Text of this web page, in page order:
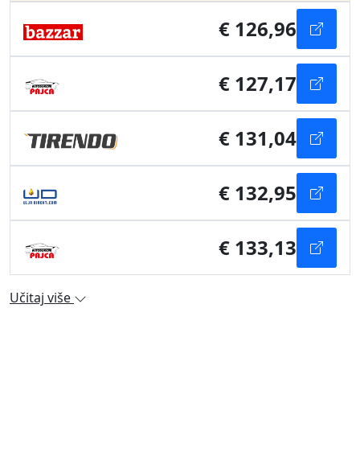
€ 126,96
€ 127,17
€ 131,04
€ 132,95
€ 133,13
Učitaj više